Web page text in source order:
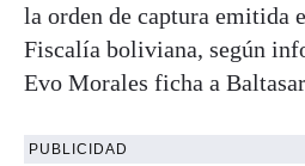
la orden de captura emitida
Fiscalía boliviana, según
Evo Morales ficha a
PUBLICIDAD